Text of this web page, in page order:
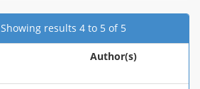
Showing results 4 to 5 of 5
Author(s)